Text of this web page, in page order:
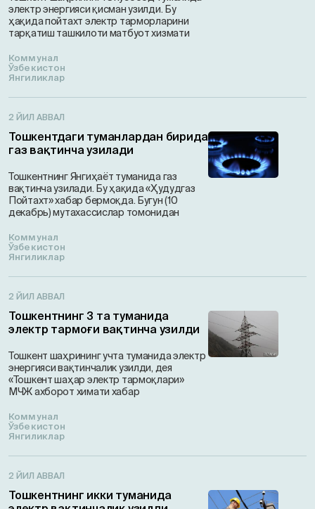
электр энергияси қисман узилди. Бу
ҳақида пойтaхт электр тарморларини
тарқатиш ташкилоти матбуот хизмати
Коммунал
Ўзбекистон
Янгиликлар
2 ЙИЛ АВВАЛ
Тошкентдаги туманлардан бирида
газ вақтинча узилади
Тошкентнинг Янгиҳаёт туманида газ
вақтинча узилади. Бу ҳақида «Ҳудудгаз
Пойтахт» хабар бермоқда. Бугун (10
декабрь) мутахассислар томонидан
Коммунал
Ўзбекистон
Янгиликлар
2 ЙИЛ АВВАЛ
Тошкентнинг 3 та туманида
электр тармоғи вақтинча узилди
Тошкент шаҳрининг учта туманида электр
энергияси вақтинчалик узилди, дея
«Тошкент шаҳар электр тармоқлари»
МЧЖ ахборот химати хабар
Коммунал
Ўзбекистон
Янгиликлар
2 ЙИЛ АВВАЛ
Тошкентнинг икки туманида